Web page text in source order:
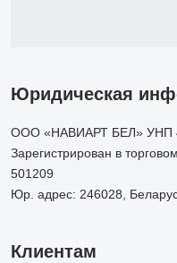
Юридическая
ООО «НАВИАРТ БЕЛ» УНП
Зарегистрирован в
501209
Юр. адрес: 246028,
Клиентам